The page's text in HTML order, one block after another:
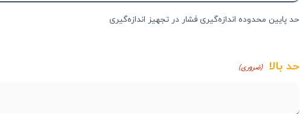
حد پایین محدوده اندازه‌گیری فشار در تجهیز اندازه‌گیری
حد بالا (ضروری)